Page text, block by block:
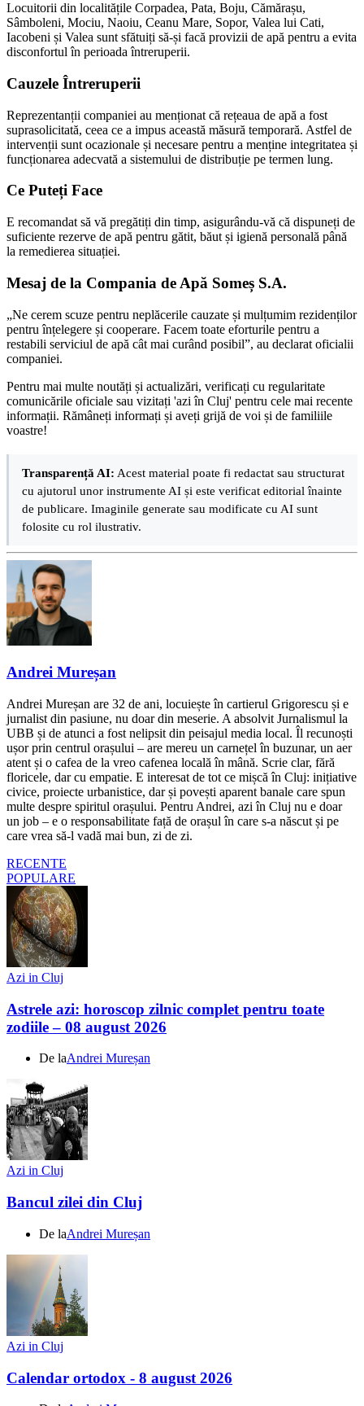
Locuitorii din localitățile Corpadea, Pata, Boju, Cămărașu,
Sâmboleni, Mociu, Naoiu, Ceanu Mare, Sopor, Valea lui Cati,
Iacobeni și Valea sunt sfătuiți să-și facă provizii de apă pentru a evita
disconfortul în perioada întreruperii.
Cauzele Întreruperii
Reprezentanții companiei au menționat că rețeaua de apă a fost
suprasolicitată, ceea ce a impus această măsură temporară. Astfel de
intervenții sunt ocazionale și necesare pentru a menține integritatea și
funcționarea adecvată a sistemului de distribuție pe termen lung.
Ce Puteți Face
E recomandat să vă pregătiți din timp, asigurându-vă că dispuneți de
suficiente rezerve de apă pentru gătit, băut și igienă personală până
la remedierea situației.
Mesaj de la Compania de Apă Someș S.A.
„Ne cerem scuze pentru neplăcerile cauzate și mulțumim rezidenților
pentru înțelegere și cooperare. Facem toate eforturile pentru a
restabili serviciul de apă cât mai curând posibil”, au declarat oficialii
companiei.
Pentru mai multe noutăți și actualizări, verificați cu regularitate
comunicările oficiale sau vizitați 'azi în Cluj' pentru cele mai recente
informații. Rămâneți informați și aveți grijă de voi și de familiile
voastre!
Transparență AI: Acest material poate fi redactat sau structurat
cu ajutorul unor instrumente AI și este verificat editorial înainte
de publicare. Imaginile generate sau modificate cu AI sunt
folosite cu rol ilustrativ.
Andrei Mureșan
Andrei Mureșan are 32 de ani, locuiește în cartierul Grigorescu și e
jurnalist din pasiune, nu doar din meserie. A absolvit Jurnalismul la
UBB și de atunci a fost nelipsit din peisajul media local. Îl recunoști
ușor prin centrul orașului – are mereu un carnețel în buzunar, un aer
atent și o cafea de la vreo cafenea locală în mână. Scrie clar, fără
floricele, dar cu empatie. E interesat de tot ce mișcă în Cluj: inițiative
civice, proiecte urbanistice, dar și povești aparent banale care spun
multe despre spiritul orașului. Pentru Andrei, azi în Cluj nu e doar
un job – e o responsabilitate față de orașul în care s-a născut și pe
care vrea să-l vadă mai bun, zi de zi.
RECENTE
POPULARE
Azi in Cluj
Astrele azi: horoscop zilnic complet pentru toate
zodiile – 08 august 2026
De laAndrei Mureșan
Azi in Cluj
Bancul zilei din Cluj
De laAndrei Mureșan
Azi in Cluj
Calendar ortodox - 8 august 2026